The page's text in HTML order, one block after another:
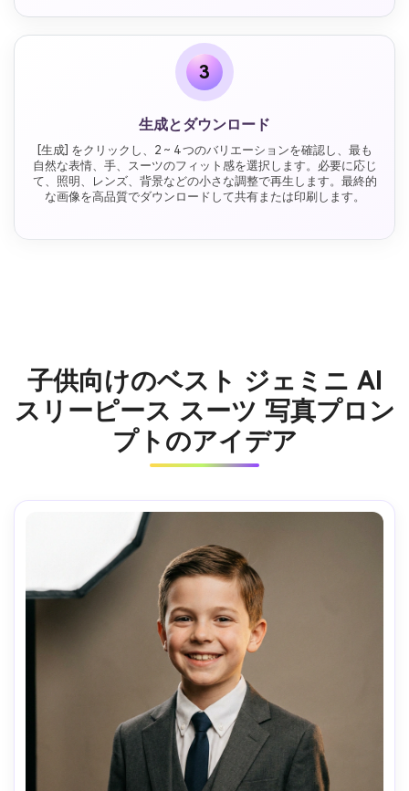
3
生成とダウンロード
[生成] をクリックし、2 ~ 4 つのバリエーションを確認し、最も
自然な表情、手、スーツのフィット感を選択します。必要に応じ
て、照明、レンズ、背景などの小さな調整で再生します。最終的
な画像を高品質でダウンロードして共有または印刷します。
子供向けのベスト ジェミニ AI
スリーピース スーツ 写真プロン
プトのアイデア